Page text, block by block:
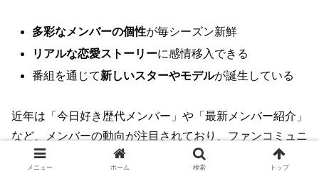
多彩なメンバーの個性が毎シーズン新鮮
リアルな恋愛ストーリーに感情移入できる
番組を通じて新しいスターやモデルが誕生している
近年は「今日好き歴代メンバー」や「最新メンバー紹介」
など、メンバーの動向が注目されており、ファンコミュニ
ティも活発です。
メニュー ホーム 検索 トップ